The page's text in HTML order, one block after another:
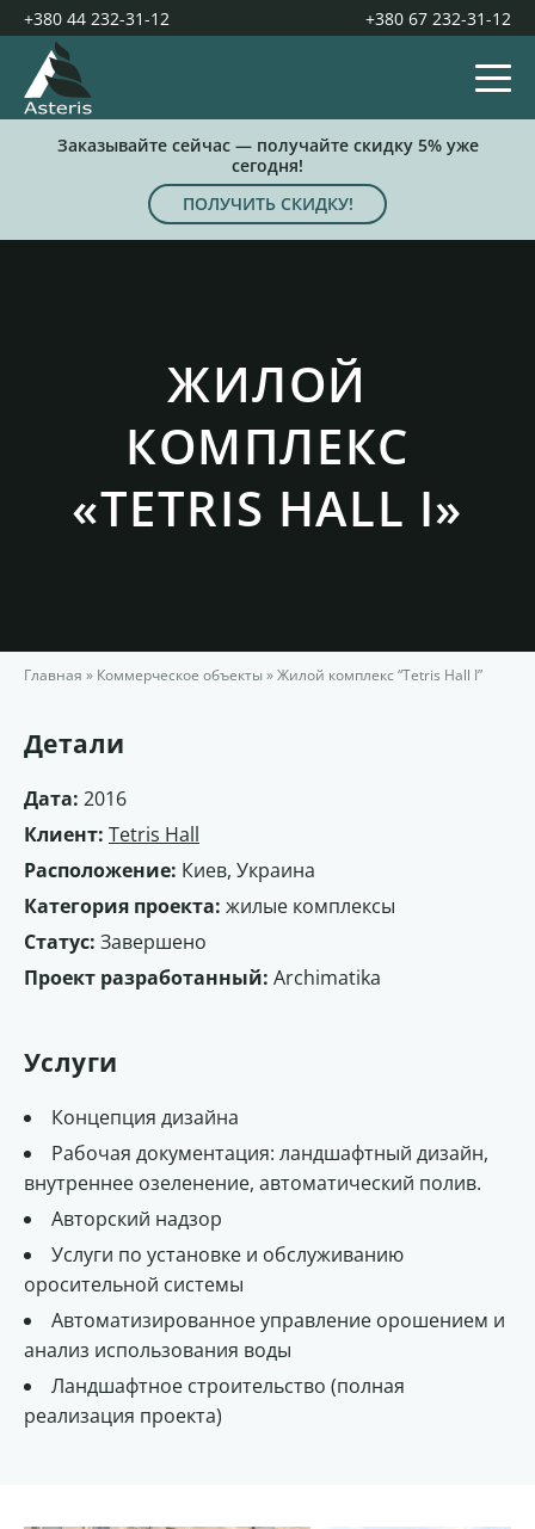
+380 44 232-31-12 +380 67 232-31-12
Заказывайте сейчас — получайте скидку 5% уже
сегодня!
ПОЛУЧИТЬ СКИДКУ!
ЖИЛОЙ
КОМПЛЕКС
«TETRIS HALL I»
Главная » Коммерческое объекты»Жилой комплекс “Tetris Hall I”
Детали
Дата: 2016
Клиент: Tetris Hall
Расположение: Киев, Украина
Категория проекта: жилые комплексы
Статус: Завершено
Проект разработанный: Archimatika
Услуги
Концепция дизайна
Рабочая документация: ландшафтный дизайн,
внутреннее озеленение, автоматический полив.
Авторский надзор
Услуги по установке и обслуживанию
оросительной системы
Автоматизированное управление орошением и
анализ использования воды
Ландшафтное строительство (полная
реализация проекта)